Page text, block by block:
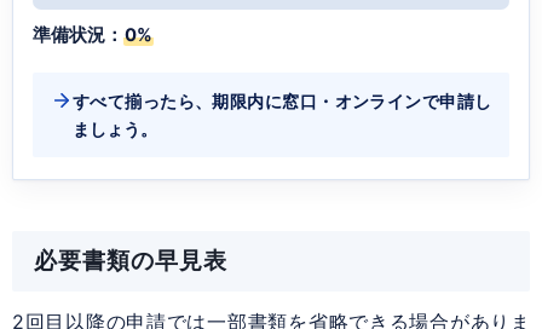
準備状況： 0%
すべて揃ったら、期限内に窓口・オンラインで申請し
ましょう。
必要書類の早見表
2回目以降の申請では一部書類を省略できる場合がありま